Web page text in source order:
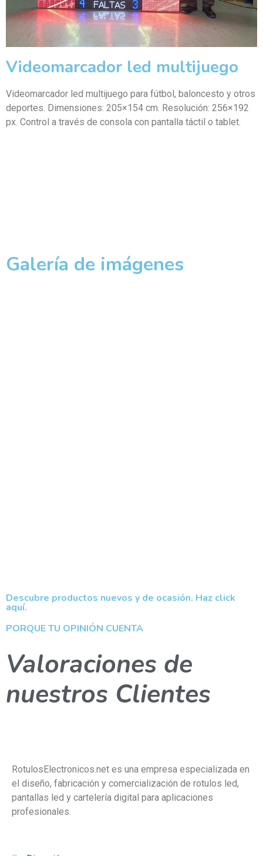
Videomarcador led multijuego
Videomarcador led multijuego para fútbol, baloncesto y otros
deportes. Dimensiones: 205×154 cm. Resolución: 256×192
px. Control a través de consola con pantalla táctil o tablet.
Galería de imágenes
Descubre productos nuevos y de ocasión. Haz click
aquí.
PORQUE TU OPINIÓN CUENTA
Valoraciones de
nuestros Clientes
RotulosElectronicos.net es una empresa especializada en
el diseño, fabricación y comercialización de rotulos led,
pantallas led y cartelería digital para aplicaciones
profesionales.